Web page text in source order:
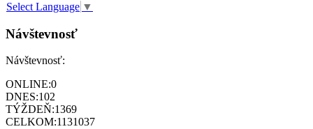
Select Language ▼
Návštevnosť
Návštevnosť:
ONLINE:0
DNES:102
TÝŽDEŇ:1369
CELKOM:1131037